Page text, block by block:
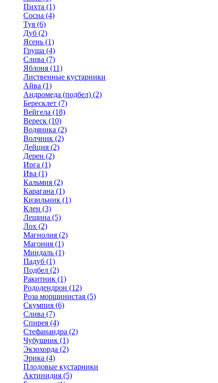
Пихта (1)
Сосна (4)
Туя (6)
Дуб (2)
Ясень (1)
Груша (4)
Слива (7)
Яблоня (11)
Лиственные кустарники
Айва (1)
Андромеда (подбел) (2)
Бересклет (7)
Вейгела (18)
Вереск (10)
Водяника (2)
Волчник (2)
Дейция (2)
Дерен (2)
Ирга (1)
Ива (1)
Кальмия (2)
Карагана (1)
Кизильник (1)
Клен (3)
Лещина (5)
Лох (2)
Магнолия (2)
Магония (1)
Миндаль (1)
Падуб (1)
Подбел (2)
Ракитник (1)
Рододендрон (12)
Роза морщинистая (5)
Скумпия (6)
Слива (7)
Спирея (4)
Стефанандра (2)
Чубушник (1)
Экзохорда (2)
Эрика (4)
Плодовые кустарники
Актинидия (5)